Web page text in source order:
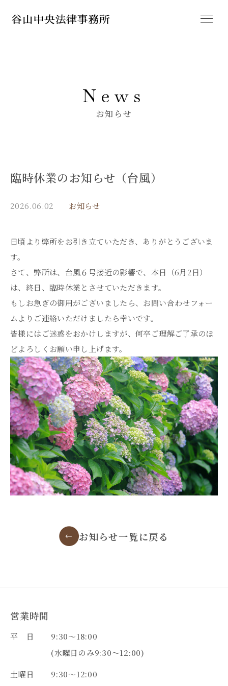
News
お知らせ
臨時休業のお知らせ（台風）
2026.06.02 お知らせ
日頃より弊所をお引き立ていただき、ありがとうございま
す。
さて、弊所は、台風６号接近の影響で、本日（6月2日）
は、終日、臨時休業とさせていただきます。
もしお急ぎの御用がございましたら、お問い合わせフォー
ムよりご連絡いただけましたら幸いです。
皆様にはご迷惑をおかけしますが、何卒ご理解ご了承のほ
どよろしくお願い申し上げます。
お知らせ一覧に戻る
営業時間
平 日
9:30～18:00
(水曜日のみ9:30～12:00)
土曜日
9:30～12:00